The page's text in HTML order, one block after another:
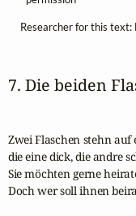
Researcher for this text:
7. Die beiden
Zwei Flaschen stehn auf
die eine dick, die andre
Sie möchten gerne
Doch wer soll ihnen